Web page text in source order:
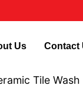
Us Contact
Tile Wash